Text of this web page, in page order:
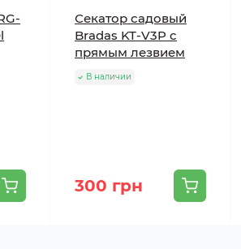
Секатор садовый
Bradas KT-V3P с
прямым лезвием
В наличии
300 грн